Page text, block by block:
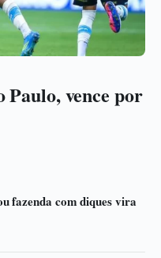
vence por
fazenda com diques vira